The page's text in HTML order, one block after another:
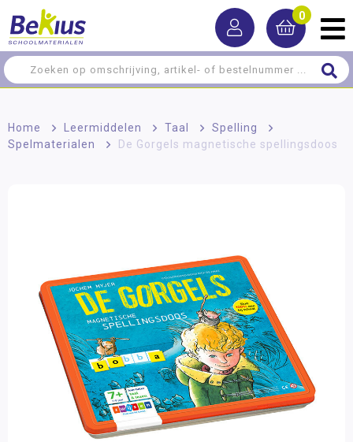
0
Home > Leermiddelen > Taal > Spelling
>
Spelmaterialen
> De Gorgels magnetische spellingsdoos